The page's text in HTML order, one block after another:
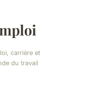
carrière et
du travail